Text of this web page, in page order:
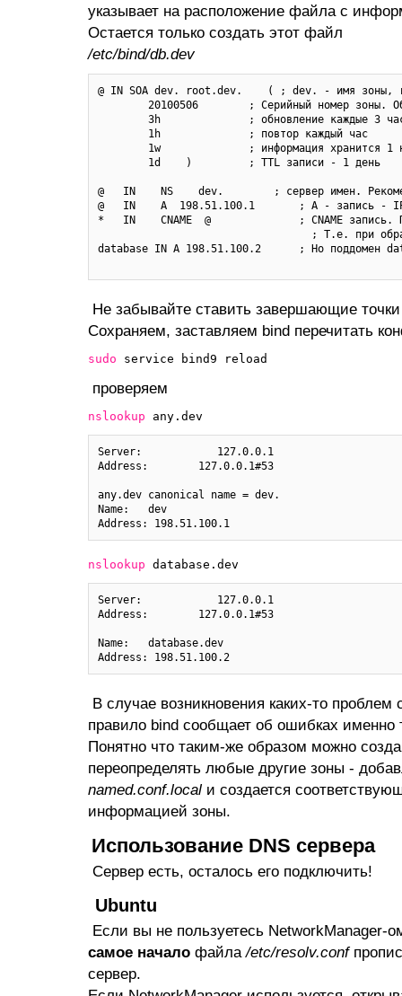
указывает на расположение файла с
Остается только создать этот файл
/etc/bind/db.dev
@ IN SOA dev. root.dev.    ( ; dev. - имя зоны,
20100506        ; Серийный номер зоны.
3h              ; обновление каждые 3
        1h              ; повтор каждый час
1w              ; информация хранится 1
        1d    )         ; TTL записи - 1 день
@   IN    NS    dev.        ; сервер имен.
@   IN    A  198.51.100.1       ; A - запись - IP
*   IN    CNAME  @              ; CNAME запись. По
; Т.е. при
database IN A 198.51.100.2      ; Но поддомен
Не забывайте ставить завершающие
Сохраняем, заставляем bind перечитать
sudo service bind9 reload
проверяем
nslookup any.dev
Server:            127.0.0.1
Address:        127.0.0.1#53
any.dev canonical name = dev.
Name:   dev
nslookup database.dev
Server:            127.0.0.1
Address:        127.0.0.1#53
Name:   database.dev
В случае возникновения каких-то проблем
правило bind сообщает об ошибках именно
Понятно что таким-же образом можно
переопределять любые другие зоны -
named.conf.local и создается
информацией зоны.
Использование DNS сервера
Сервер есть, осталось его подключить!
Ubuntu
Если вы не пользуетесь NetworkManager-
самое начало файла/etc/resolv.conf
сервер.